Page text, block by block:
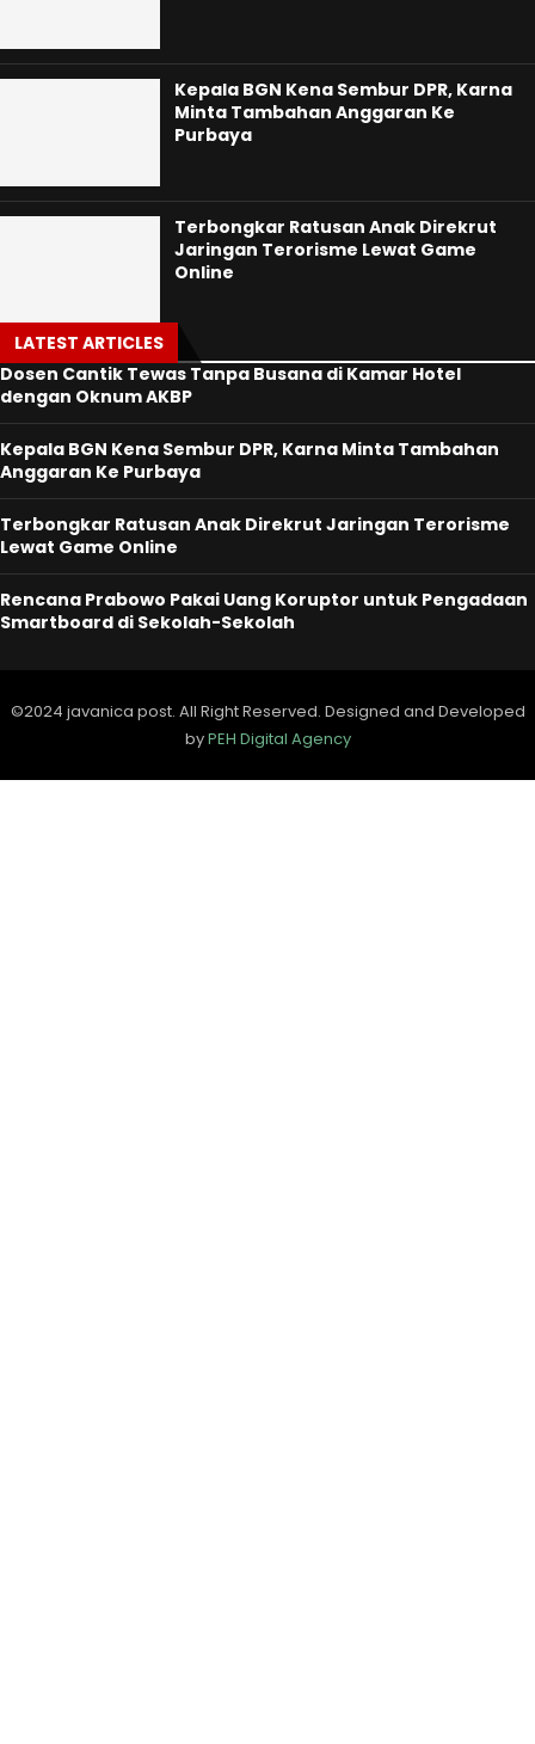
Kepala BGN Kena Sembur DPR, Karna
Minta Tambahan Anggaran Ke
Purbaya
Terbongkar Ratusan Anak Direkrut
Jaringan Terorisme Lewat Game
Online
LATEST ARTICLES
Dosen Cantik Tewas Tanpa Busana di Kamar Hotel
dengan Oknum AKBP
Kepala BGN Kena Sembur DPR, Karna Minta Tambahan
Anggaran Ke Purbaya
Terbongkar Ratusan Anak Direkrut Jaringan Terorisme
Lewat Game Online
Rencana Prabowo Pakai Uang Koruptor untuk Pengadaan
Smartboard di Sekolah-Sekolah
©2024 javanica post. All Right Reserved. Designed and Developed
byPEH Digital Agency